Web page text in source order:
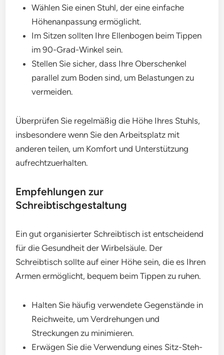
Wählen Sie einen Stuhl, der eine einfache
Höhenanpassung ermöglicht.
Im Sitzen sollten Ihre Ellenbogen beim Tippen
im 90-Grad-Winkel sein.
Stellen Sie sicher, dass Ihre Oberschenkel
parallel zum Boden sind, um Belastungen zu
vermeiden.
Überprüfen Sie regelmäßig die Höhe Ihres Stuhls,
insbesondere wenn Sie den Arbeitsplatz mit
anderen teilen, um Komfort und Unterstützung
aufrechtzuerhalten.
Empfehlungen zur
Schreibtischgestaltung
Ein gut organisierter Schreibtisch ist entscheidend
für die Gesundheit der Wirbelsäule. Der
Schreibtisch sollte auf einer Höhe sein, die es Ihren
Armen ermöglicht, bequem beim Tippen zu ruhen.
Halten Sie häufig verwendete Gegenstände in
Reichweite, um Verdrehungen und
Streckungen zu minimieren.
Erwägen Sie die Verwendung eines Sitz-Steh-